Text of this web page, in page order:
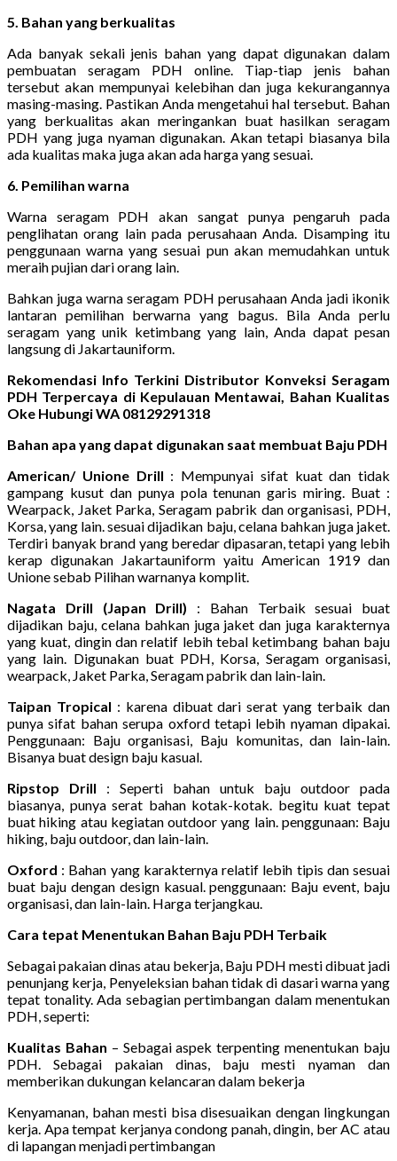
5. Bahan yang berkualitas
Ada banyak sekali jenis bahan yang dapat digunakan dalam
pembuatan seragam PDH online. Tiap-tiap jenis bahan
tersebut akan mempunyai kelebihan dan juga kekurangannya
masing-masing. Pastikan Anda mengetahui hal tersebut. Bahan
yang berkualitas akan meringankan buat hasilkan seragam
PDH yang juga nyaman digunakan. Akan tetapi biasanya bila
ada kualitas maka juga akan ada harga yang sesuai.
6. Pemilihan warna
Warna seragam PDH akan sangat punya pengaruh pada
penglihatan orang lain pada perusahaan Anda. Disamping itu
penggunaan warna yang sesuai pun akan memudahkan untuk
meraih pujian dari orang lain.
Bahkan juga warna seragam PDH perusahaan Anda jadi ikonik
lantaran pemilihan berwarna yang bagus. Bila Anda perlu
seragam yang unik ketimbang yang lain, Anda dapat pesan
langsung di Jakartauniform.
Rekomendasi Info Terkini Distributor Konveksi Seragam
PDH Terpercaya di Kepulauan Mentawai, Bahan Kualitas
Oke Hubungi WA 08129291318
Bahan apa yang dapat digunakan saat membuat Baju PDH
American/ Unione Drill : Mempunyai sifat kuat dan tidak
gampang kusut dan punya pola tenunan garis miring. Buat :
Wearpack, Jaket Parka, Seragam pabrik dan organisasi, PDH,
Korsa, yang lain. sesuai dijadikan baju, celana bahkan juga jaket.
Terdiri banyak brand yang beredar dipasaran, tetapi yang lebih
kerap digunakan Jakartauniform yaitu American 1919 dan
Unione sebab Pilihan warnanya komplit.
Nagata Drill (Japan Drill) : Bahan Terbaik sesuai buat
dijadikan baju, celana bahkan juga jaket dan juga karakternya
yang kuat, dingin dan relatif lebih tebal ketimbang bahan baju
yang lain. Digunakan buat PDH, Korsa, Seragam organisasi,
wearpack, Jaket Parka, Seragam pabrik dan lain-lain.
Taipan Tropical : karena dibuat dari serat yang terbaik dan
punya sifat bahan serupa oxford tetapi lebih nyaman dipakai.
Penggunaan: Baju organisasi, Baju komunitas, dan lain-lain.
Bisanya buat design baju kasual.
Ripstop Drill : Seperti bahan untuk baju outdoor pada
biasanya, punya serat bahan kotak-kotak. begitu kuat tepat
buat hiking atau kegiatan outdoor yang lain. penggunaan: Baju
hiking, baju outdoor, dan lain-lain.
Oxford : Bahan yang karakternya relatif lebih tipis dan sesuai
buat baju dengan design kasual. penggunaan: Baju event, baju
organisasi, dan lain-lain. Harga terjangkau.
Cara tepat Menentukan Bahan Baju PDH Terbaik
Sebagai pakaian dinas atau bekerja, Baju PDH mesti dibuat jadi
penunjang kerja, Penyeleksian bahan tidak di dasari warna yang
tepat tonality. Ada sebagian pertimbangan dalam menentukan
PDH, seperti:
Kualitas Bahan – Sebagai aspek terpenting menentukan baju
PDH. Sebagai pakaian dinas, baju mesti nyaman dan
memberikan dukungan kelancaran dalam bekerja
Kenyamanan, bahan mesti bisa disesuaikan dengan lingkungan
kerja. Apa tempat kerjanya condong panah, dingin, ber AC atau
di lapangan menjadi pertimbangan